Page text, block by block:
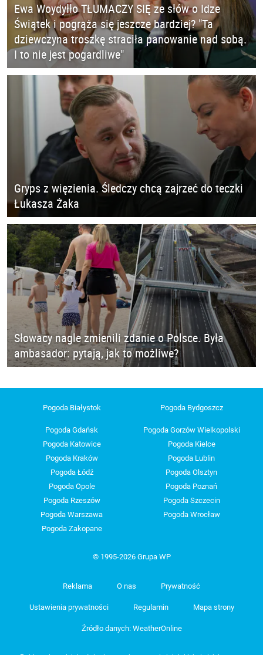
Ewa Woydyłło TŁUMACZY SIĘ ze słów o Idze
Świątek i pogrąża się jeszcze bardziej? "Ta
dziewczyna troszkę straciła panowanie nad sobą.
I to nie jest pogardliwe"
Gryps z więzienia. Śledczy chcą zajrzeć do teczki
Łukasza Żaka
Słowacy nagle zmienili zdanie o Polsce. Była
ambasador: pytają, jak to możliwe?
Pogoda Białystok Pogoda Bydgoszcz
Pogoda Gdańsk
Pogoda Gorzów Wielkopolski
Pogoda Katowice
Pogoda Kielce
Pogoda Kraków
Pogoda Lublin
Pogoda Łódź
Pogoda Olsztyn
Pogoda Opole
Pogoda Poznań
Pogoda Rzeszów
Pogoda Szczecin
Pogoda Warszawa
Pogoda Wrocław
Pogoda Zakopane
© 1995-2026 Grupa WP
Reklama O nas Prywatność
Ustawienia prywatności Regulamin Mapa strony
Źródło danych: WeatherOnline